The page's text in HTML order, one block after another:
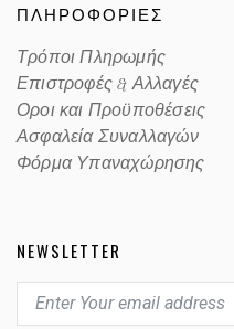
ΠΛΗΡΟΦΟΡΙΕΣ
Τρόποι Πληρωμής
Επιστροφές & Αλλαγές
Οροι και Προϋποθέσεις
Ασφαλεία Συναλλαγών
Φόρμα Υπαναχώρησης
NEWSLETTER